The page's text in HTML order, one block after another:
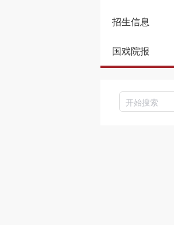
招生信息
国戏院报